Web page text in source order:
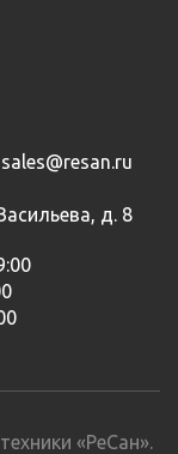
sales@resan.ru
д. 8
«РеСан».